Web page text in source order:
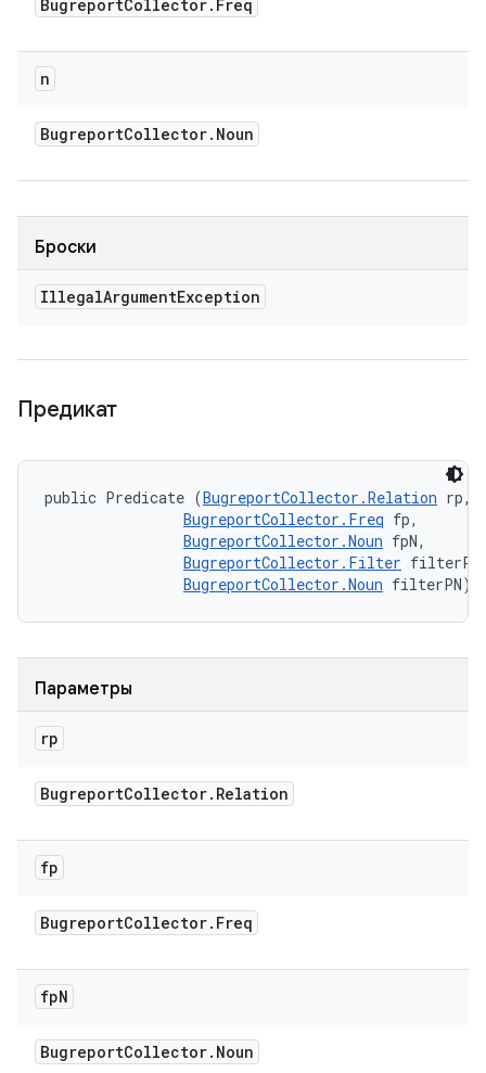
BugreportCollector. Freq
n
BugreportCollector. Noun
Броски
IllegalArgumentException
Предикат
public Predicate (BugreportCollector.Relation rp,
BugreportCollector.Freq fp,
BugreportCollector.Noun fpN,
BugreportCollector.Filter
BugreportCollector.Noun filterPN)
Параметры
rp
BugreportCollector. Relation
fp
BugreportCollector. Freq
fpN
BugreportCollector. Noun